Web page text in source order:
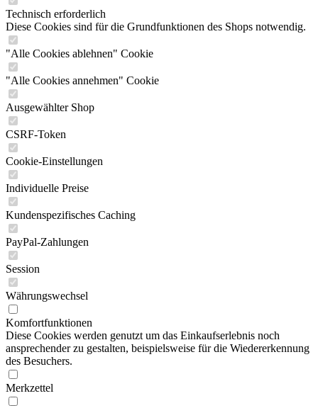
Technisch erforderlich
Diese Cookies sind für die Grundfunktionen des Shops notwendig.
"Alle Cookies ablehnen" Cookie
"Alle Cookies annehmen" Cookie
Ausgewählter Shop
CSRF-Token
Cookie-Einstellungen
Individuelle Preise
Kundenspezifisches Caching
PayPal-Zahlungen
Session
Währungswechsel
Komfortfunktionen
Diese Cookies werden genutzt um das Einkaufserlebnis noch
ansprechender zu gestalten, beispielsweise für die Wiedererkennung
des Besuchers.
Merkzettel